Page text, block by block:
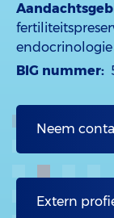
endocrinologie
BIG nummer:
Neem
Extern